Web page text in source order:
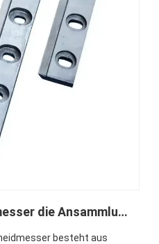
Wie das NC-Schneidmesser die Ansammlung von Papierresten bei der Wellpappenproduktion reduziert
besteht aus